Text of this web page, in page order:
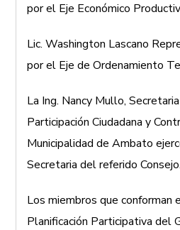
por el Eje Económico
Lic. Washington Lascano
por el Eje de Ordenamiento
La Ing. Nancy Mullo,
Participación Ciudadana y
Municipalidad de Ambato
Secretaria del referido Consejo.
Los miembros que conforman
Planificación Participativa del